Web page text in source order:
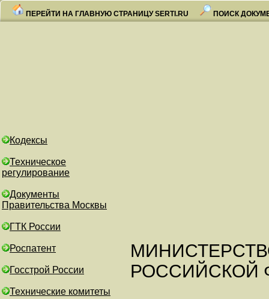
ПЕРЕЙТИ НА ГЛАВНУЮ СТРАНИЦУ SERTI.RU ПОИСК
Кодексы
Техническое
регулирование
Документы
Правительства Москвы
ГТК России
Роспатент
Госстрой России
Технические комитеты
РОССИЙСКОЙ